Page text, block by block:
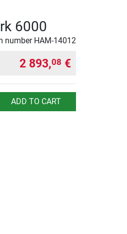
6000
number HAM-14012
2 893,08 €
ADD TO CART